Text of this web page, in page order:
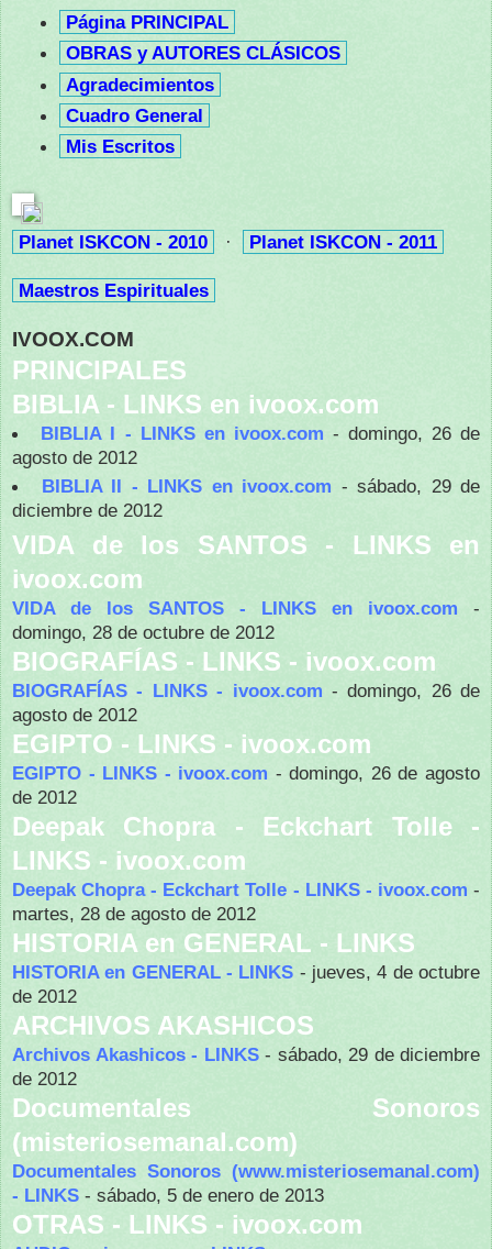
Página PRINCIPAL
OBRAS y AUTORES CLÁSICOS
Agradecimientos
Cuadro General
Mis Escritos
Planet ISKCON - 2010 · Planet ISKCON - 2011
Maestros Espirituales
IVOOX.COM
PRINCIPALES
BIBLIA - LINKS en ivoox.com
BIBLIA I - LINKS en ivoox.com - domingo, 26 de
agosto de 2012
BIBLIA II - LINKS en ivoox.com - sábado, 29 de
diciembre de 2012
VIDA de los SANTOS - LINKS en
ivoox.com
VIDA de los SANTOS - LINKS en ivoox.com -
domingo, 28 de octubre de 2012
BIOGRAFÍAS - LINKS - ivoox.com
BIOGRAFÍAS - LINKS - ivoox.com - domingo, 26 de
agosto de 2012
EGIPTO - LINKS - ivoox.com
EGIPTO - LINKS - ivoox.com - domingo, 26 de agosto
de 2012
Deepak Chopra - Eckchart Tolle -
LINKS - ivoox.com
Deepak Chopra - Eckchart Tolle - LINKS - ivoox.com -
martes, 28 de agosto de 2012
HISTORIA en GENERAL - LINKS
HISTORIA en GENERAL - LINKS - jueves, 4 de octubre
de 2012
ARCHIVOS AKASHICOS
Archivos Akashicos - LINKS- sábado, 29 de diciembre
de 2012
Documentales Sonoros
(misteriosemanal.com)
Documentales Sonoros (www.misteriosemanal.com)
- LINKS - sábado, 5 de enero de 2013
OTRAS - LINKS - ivoox.com